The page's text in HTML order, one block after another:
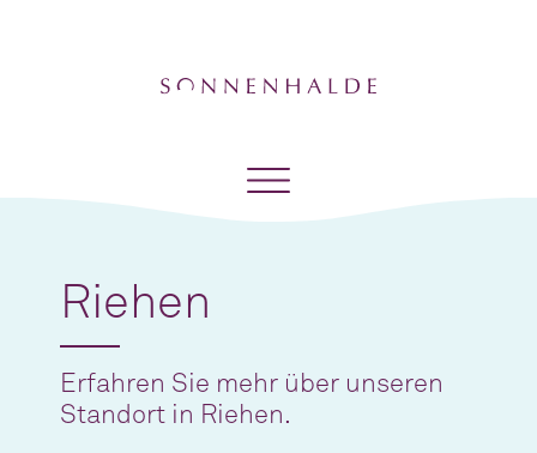
Riehen
Erfahren Sie mehr über unseren
Standort in Riehen.